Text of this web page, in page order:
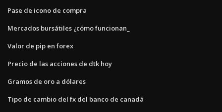
Pase de icono de compra
Mercados bursátiles ¿cómo funcionan_
Valor de pip en forex
Precio de las acciones de dtk hoy
Gramos de oro a dólares
Tipo de cambio del fx del banco de canadá